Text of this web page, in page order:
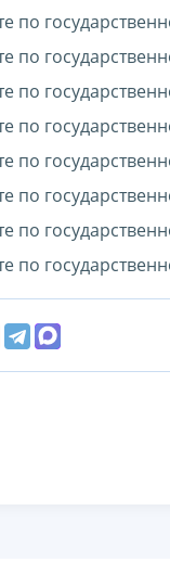
по
по
по
по
по
по
по
по